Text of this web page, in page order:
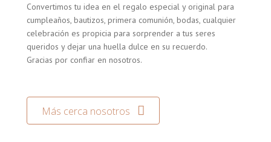
Convertimos tu idea en el regalo especial y original para
cumpleaños, bautizos, primera comunión, bodas, cualquier
celebración es propicia para sorprender a tus seres
queridos y dejar una huella dulce en su recuerdo.
Gracias por confiar en nosotros.
Más cerca nosotros